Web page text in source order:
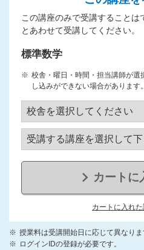
この講座のみで受講することは
とあわせて受講してください。
標準数学
校舎・曜日・時間・担当講師が選
し込みができない場合があります。
カートに
カートに入れ
授業料は受講開始日に応じて異なりま
ログインIDの登録が必要です。